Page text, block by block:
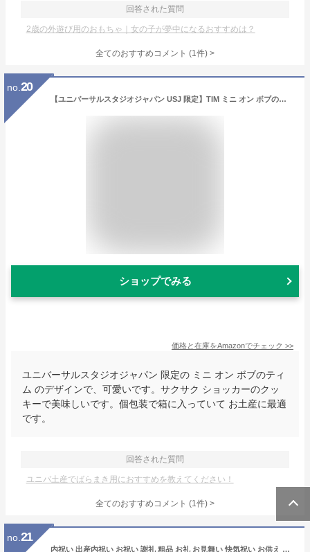
回答された質問
2歳の外遊び用のおもちゃ｜女の子が夢中になるおすすめは？
全てのおすすめコメント (1件) >
no. 20
【ユニバーサルスタジオジャパン USJ 限定】TIM ミニ オン ボブのティム アソートクッキー パーク お土産 お菓子 ユニバ グッズ プレゼント (買物袋付き)
ショップでみる
価格と在庫をAmazonでチェック >>
ユニバーサルスタジオジャパン 限定の ミニ オン ボブのティ
ム のデザインで、可愛いです。サクサク ショッカーのクッ
キーで美味しいです。個包装で箱に入っていて お土産に最適
です。
回答された質問
ユニバ土産でばらまき用におすすめを教えてください！
全てのおすすめコメント (1件) >
no. 21
内祝い 出産内祝い お祝い 謝礼 粗品 お礼 お見舞い 快気祝い お供え ご霊前 手土産ギフト ゴルフコンペ景品 ご結婚お祝い 結婚内祝い 寿 [萬ゼリー12個]フルーツゼリー 送料無料